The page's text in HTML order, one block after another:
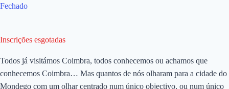
Fechado
Inscrições esgotadas
Todos já visitámos Coimbra, todos conhecemos ou achamos que
conhecemos Coimbra… Mas quantos de nós olharam para a cidade do
Mondego com um olhar centrado num único objectivo, ou num único